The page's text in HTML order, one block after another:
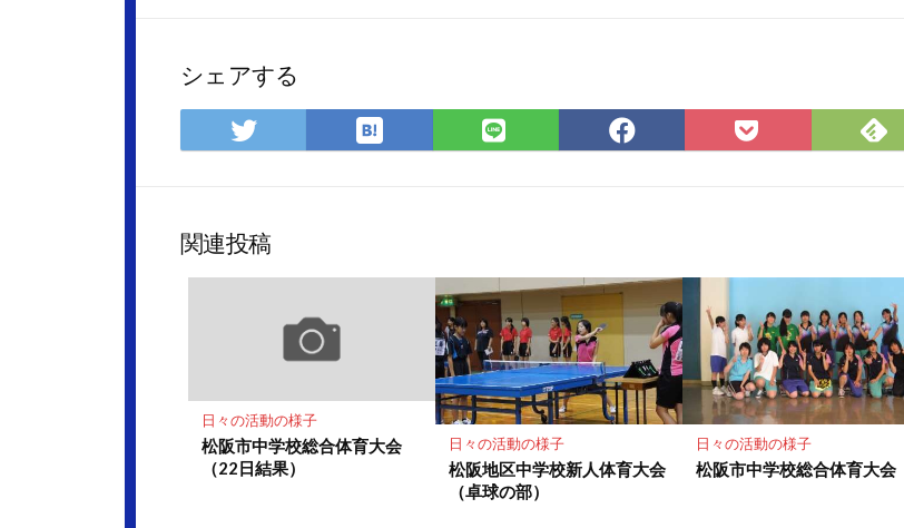
シェアする
Twitter
で
ア
は
て
マ
保
LINE
で
Facebook
で
Pocket
に
関連投稿
日々の活動の様子
松阪市中学校総合体育大会
（22日結果）
日々の活動の様子
松阪地区中学校新人体育大会
（卓球の部）
日々の活動の様子
松阪市中学校総合体育大会